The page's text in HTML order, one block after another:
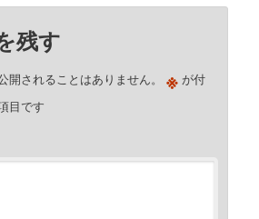
残す
開されることはありません。 ※ が付
目です